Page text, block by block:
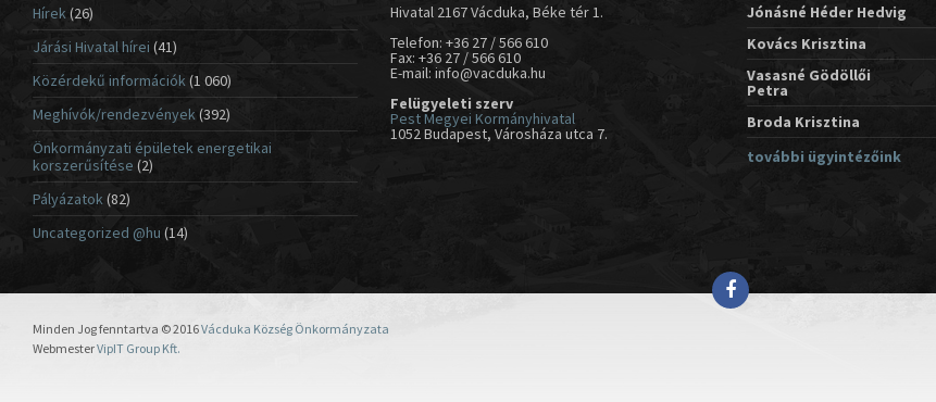
Hírek (26)
Járási Hivatal hírei (41)
Közérdekű információk(1 060)
Meghívók/rendezvények(392)
Önkormányzati épületek energetikai
korszerűsítése (2)
Pályázatok(82)
Uncategorized @hu (14)
Hivatal 2167 Vácduka, Béke tér 1.
Telefon: +36 27 / 566 610
Fax: +36 27 / 566 610
E-mail: info@vacduka.hu
Felügyeleti szerv
Pest Megyei Kormányhivatal
1052 Budapest, Városháza utca 7.
Jónásné Héder Hedvig
Kovács Krisztina
Vasasné Gödöllői
Petra
Broda Krisztina
további ügyintézőink
Minden Jog fenntartva © 2016Vácduka Község Önkormányzata
WebmesterVipIT Group Kft.